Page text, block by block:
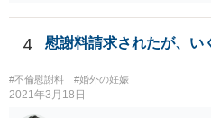
勧めします。
4 慰謝料請求されたが、い
#不倫慰謝料 #婚外の妊娠
2021年3月18日